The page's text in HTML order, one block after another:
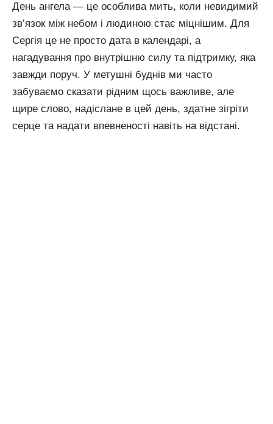
День ангела — це особлива мить, коли невидимий
зв’язок між небом і людиною стає міцнішим. Для
Сергія це не просто дата в календарі, а
нагадування про внутрішню силу та підтримку, яка
завжди поруч. У метушні буднів ми часто
забуваємо сказати рідним щось важливе, але
щире слово, надіслане в цей день, здатне зігріти
серце та надати впевненості навіть на відстані.